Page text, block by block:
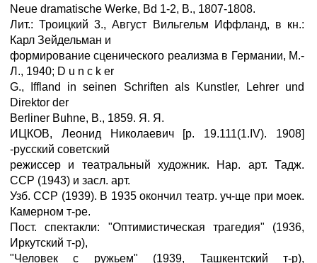
Neue dramatische Werke, Bd 1-2, В., 1807-1808.
Лит.: Троицкий 3., Август Вильгельм Иффланд, в кн.:
Карл Зейдельман и
формирование сценического реализма в Германии, М.-
Л., 1940; D u n с k er
G., Iffland in seinen Schriften als Kunstler, Lehrer und
Direktor der
Berliner Buhne, B., 1859. Я. Я.
ИЦКОВ, Леонид Николаевич [р. 19.111(1.IV). 1908]
-русский советский
режиссер и театральный художник. Нар. арт. Тадж.
ССР (1943) и засл. арт.
Узб. ССР (1939). В 1935 окончил театр. уч-ще при моек.
Камерном т-ре.
Пост. спектакли: "Оптимистическая трагедия" (1936,
Иркутский т-р),
"Человек с ружьем" (1939, Ташкентский т-р),